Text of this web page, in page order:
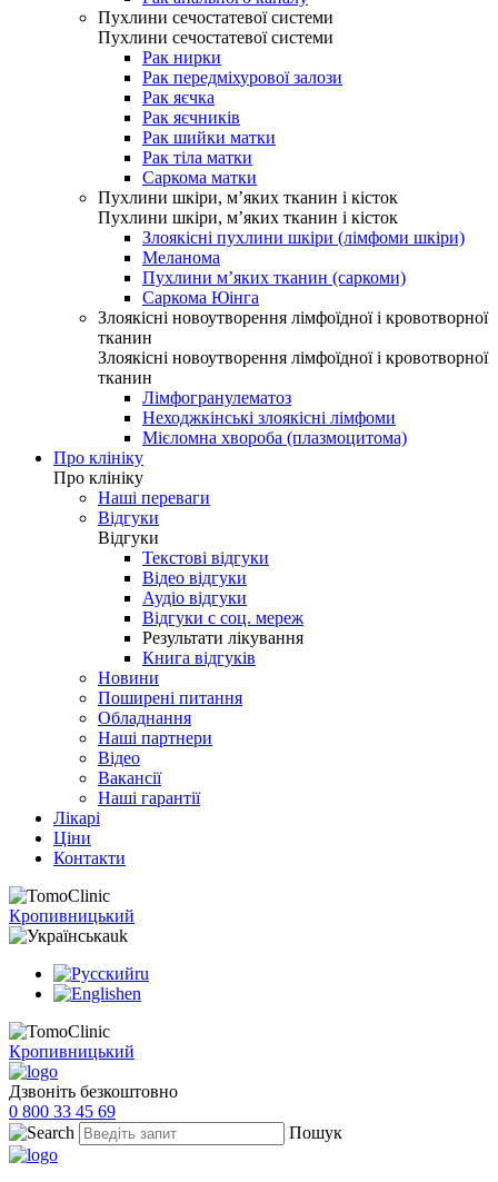
Пухлини сечостатевої системи
Пухлини сечостатевої системи
Рак нирки
Рак передміхурової залози
Рак яєчка
Рак яєчників
Рак шийки матки
Рак тіла матки
Саркома матки
Пухлини шкіри, м’яких тканин і кісток
Пухлини шкіри, м’яких тканин і кісток
Злоякісні пухлини шкіри (лімфоми шкіри)
Меланома
Пухлини м’яких тканин (саркоми)
Саркома Юінга
Злоякісні новоутворення лімфоїдної і кровотворної
тканин
Злоякісні новоутворення лімфоїдної і кровотворної
тканин
Лімфогранулематоз
Неходжкінські злоякісні лімфоми
Мієломна хвороба (плазмоцитома)
Про клініку
Про клініку
Наші переваги
Відгуки
Відгуки
Текстові відгуки
Відео відгуки
Аудіо відгуки
Відгуки с соц. мереж
Результати лікування
Книга відгуків
Новини
Поширені питання
Обладнання
Наші партнери
Відео
Вакансії
Наші гарантії
Лікарі
Ціни
Контакти
Кропивницький
uk
ru
en
Кропивницький
Дзвоніть безкоштовно
0 800 33 45 69
Пошук